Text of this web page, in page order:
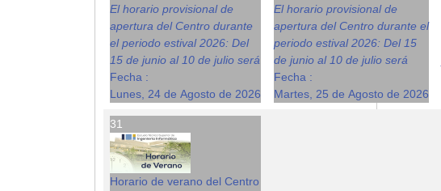
El horario provisional de
apertura del Centro durante
el periodo estival 2026: Del
15 de junio al 10 de julio será
Fecha :
Lunes, 24 de Agosto de 2026
El horario provisional de
apertura del Centro durante el
periodo estival 2026: Del 15
de junio al 10 de julio será
Fecha :
Martes, 25 de Agosto de 2026
31
Horario de verano del Centro